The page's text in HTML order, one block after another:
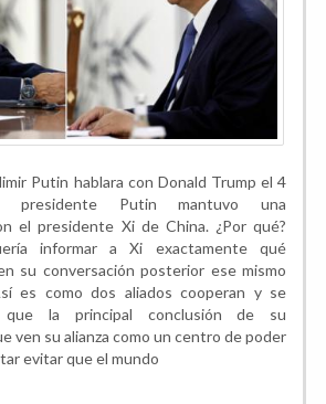
Putin hablara con Donald Trump el 4
Putin mantuvo una
el presidente Xi de China. ¿Por qué?
informar a Xi exactamente qué
su conversación posterior ese mismo
es como dos aliados cooperan y se
que la principal conclusión de su
ven su alianza como un centro de poder
evitar que el mundo